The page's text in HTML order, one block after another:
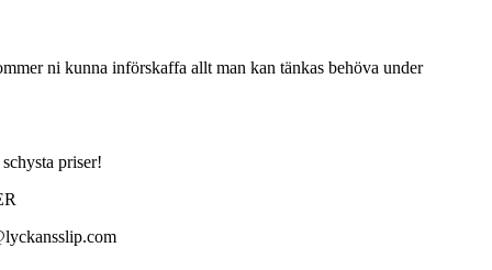
ni kunna införskaffa allt man kan tänkas behöva under
priser!